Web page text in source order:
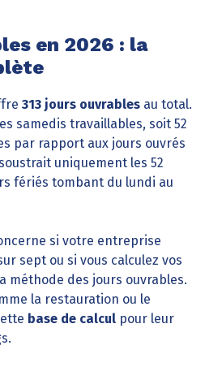
en 2026 : la
313 jours ouvrables au total.
samedis travaillables, soit 52
par rapport aux jours ouvrés
uniquement les 52
fériés tombant du lundi au
si votre entreprise
sept ou si vous calculez vos
méthode des jours ouvrables.
la restauration ou le
base de calcul pour leur